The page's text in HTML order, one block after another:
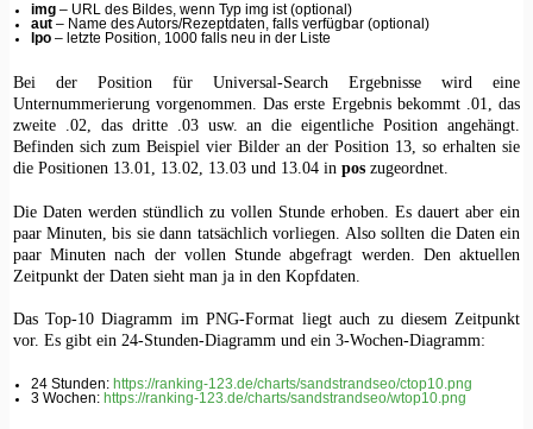
img – URL des Bildes, wenn Typ img ist (optional)
aut – Name des Autors/Rezeptdaten, falls verfügbar (optional)
lpo – letzte Position, 1000 falls neu in der Liste
Bei der Position für Universal-Search Ergebnisse wird eine
Unternummerierung vorgenommen. Das erste Ergebnis bekommt .01, das
zweite .02, das dritte .03 usw. an die eigentliche Position angehängt.
Befinden sich zum Beispiel vier Bilder an der Position 13, so erhalten sie
die Positionen 13.01, 13.02, 13.03 und 13.04 in poszugeordnet.
Die Daten werden stündlich zu vollen Stunde erhoben. Es dauert aber ein
paar Minuten, bis sie dann tatsächlich vorliegen. Also sollten die Daten ein
paar Minuten nach der vollen Stunde abgefragt werden. Den aktuellen
Zeitpunkt der Daten sieht man ja in den Kopfdaten.
Das Top-10 Diagramm im PNG-Format liegt auch zu diesem Zeitpunkt
vor. Es gibt ein 24-Stunden-Diagramm und ein 3-Wochen-Diagramm:
24 Stunden: https://ranking-123.de/charts/sandstrandseo/ctop10.png
3 Wochen: https://ranking-123.de/charts/sandstrandseo/wtop10.png